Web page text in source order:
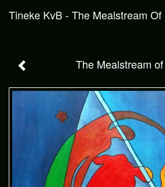
The Mealstream